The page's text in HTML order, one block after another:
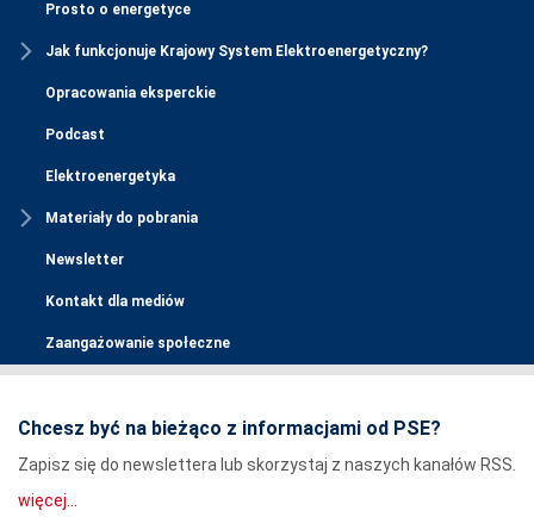
Prosto o energetyce
Jak funkcjonuje Krajowy System Elektroenergetyczny?
Opracowania eksperckie
Podcast
Elektroenergetyka
Materiały do pobrania
Newsletter
Kontakt dla mediów
Zaangażowanie społeczne
Chcesz być na bieżąco z informacjami od PSE?
Zapisz się do newslettera lub skorzystaj z naszych kanałów RSS.
więcej...